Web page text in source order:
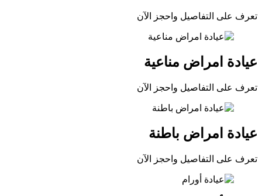
تعرف على التفاصيل واحجز الآن
عيادة امراض مناعية
تعرف على التفاصيل واحجز الآن
عيادة امراض باطنة
تعرف على التفاصيل واحجز الآن